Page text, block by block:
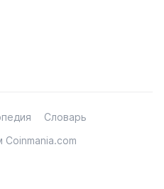
Словарь
Coinmania.com